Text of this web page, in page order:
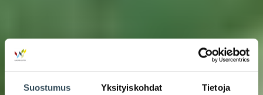
Suostumus Yksityiskohdat Tietoja